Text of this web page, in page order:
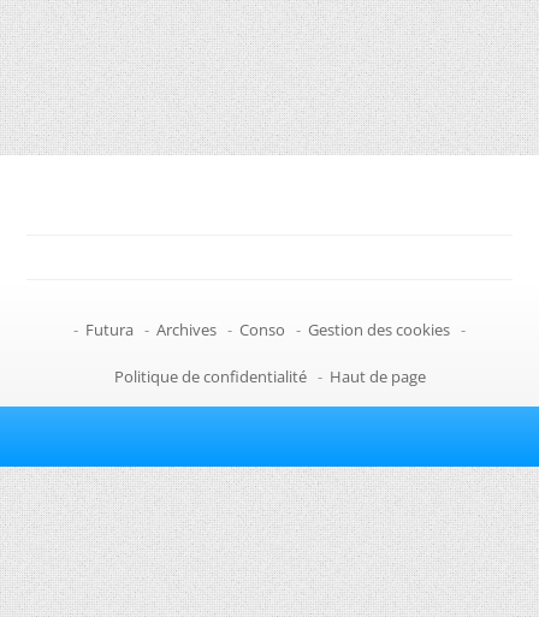
- Futura - Archives - Conso - Gestion des cookies -
Politique de confidentialité - Haut de page